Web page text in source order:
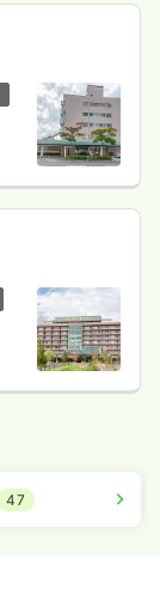
47